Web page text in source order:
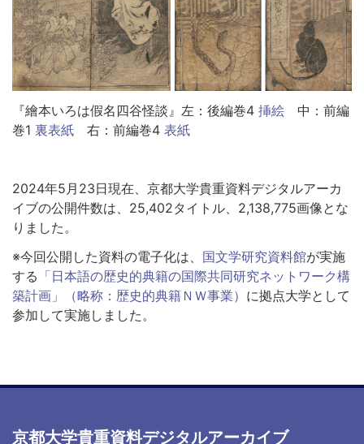
『繪本いろは假名四谷怪談』左： 後編巻4 挿絵 中： 前編
巻1 裏表紙 右：前編巻4 表紙
2024年5月23日現在、京都大学貴重資料デジタルアーカ
イブの公開件数は、25,402タイトル、2,138,775画像とな
りました。
※今回公開した資料の電子化は、 国文学研究資料館が実施
する 「日本語の歴史的典籍の国際共同研究ネットワーク構
築計画」（略称：歴史的典籍ＮＷ事業） に拠点大学として
参加して実施しました。
京都大学貴重資料デジタルアーカイブ